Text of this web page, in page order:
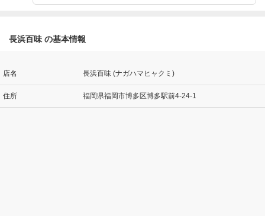
長浜百味 の基本情報
店名 長浜百味 (ナガハマヒャクミ)
住所 福岡県福岡市博多区博多駅前4-24-1